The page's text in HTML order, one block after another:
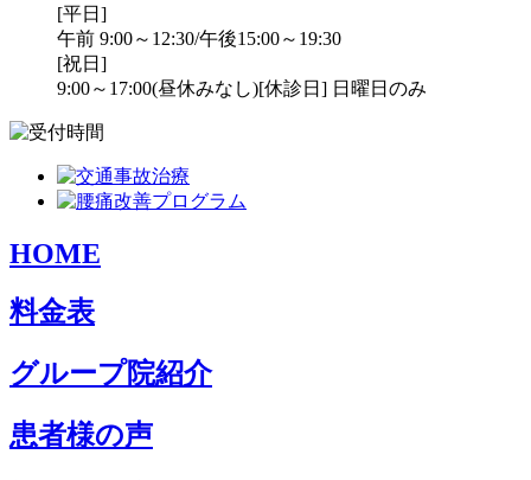
[平日]
午前 9:00～12:30/午後15:00～19:30
[祝日]
9:00～17:00(昼休みなし)[休診日] 日曜日のみ
HOME
料金表
グループ院紹介
患者様の声